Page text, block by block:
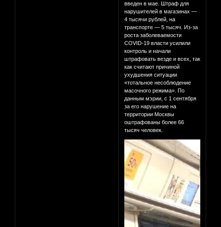
введен в мае. Штраф для
нарушителей в магазинах —
4 тысячи рублей, на
транспорте — 5 тысяч. Из-за
роста заболеваемости
COVID-19 власти усилили
контроль и начали
штрафовать везде и всех, так
как считают причиной
ухудшения ситуации
«тотальное несоблюдение
масочного режима». По
данным мэрии, с 1 сентября
за его нарушение на
территории Москвы
оштрафованы более 66
тысяч человек.